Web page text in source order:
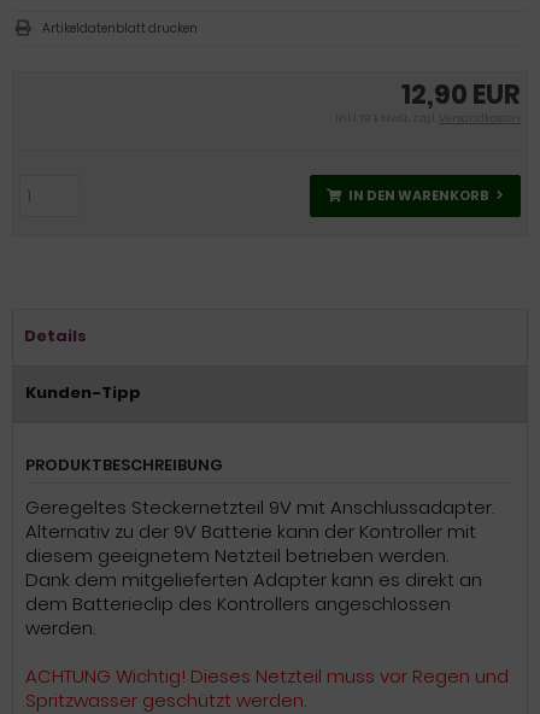
12,90 EUR
inkl. 19 % MwSt. zzgl. Versandkosten
IN DEN WARENKORB
Artikeldatenblatt drucken
Details
Kunden-Tipp
PRODUKTBESCHREIBUNG
Geregeltes Steckernetzteil 9V mit Anschlussadapter.
Alternativ zu der 9V Batterie kann der Kontroller mit
diesem geeignetem Netzteil betrieben werden.
Dank dem mitgelieferten Adapter kann es direkt an
dem Batterieclip des Kontrollers angeschlossen
werden.
ACHTUNG Wichtig! Dieses Netzteil muss vor Regen und
Spritzwasser geschützt werden.